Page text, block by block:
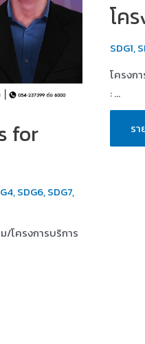
for
,SDG6,SDG7,
/โครงการบริการ
โค
SDG1,
โครงก
: …
โค
แก้
จน
รา